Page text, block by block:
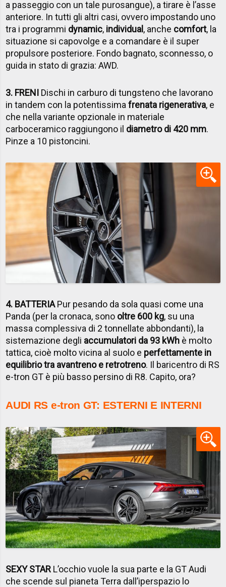
a passeggio con un tale purosangue), a tirare è l’asse
anteriore. In tutti gli altri casi, ovvero impostando uno
tra i programmi dynamic, individual , anche comfort, la
situazione si capovolge e a comandare è il super
propulsore posteriore. Fondo bagnato, sconnesso, o
guida in stato di grazia: AWD.
3. FRENI Dischi in carburo di tungsteno che lavorano
in tandem con la potentissimafrenata rigenerativa, e
che nella variante opzionale in materiale
carboceramico raggiungono il diametro di 420 mm.
Pinze a 10 pistoncini.
4. BATTERIAPur pesando da sola quasi come una
Panda (per la cronaca, sono oltre 600 kg, su una
massa complessiva di 2 tonnellate abbondanti), la
sistemazione degli accumulatori da 93 kWh è molto
tattica, cioè molto vicina al suolo e perfettamente in
equilibrio tra avantreno e retrotreno. Il baricentro di RS
e-tron GT è più basso persino di R8. Capito, ora?
AUDI RS e-tron GT: ESTERNI E INTERNI
SEXY STAR L’occhio vuole la sua parte e la GT Audi
che scende sul pianeta Terra dall’iperspazio lo